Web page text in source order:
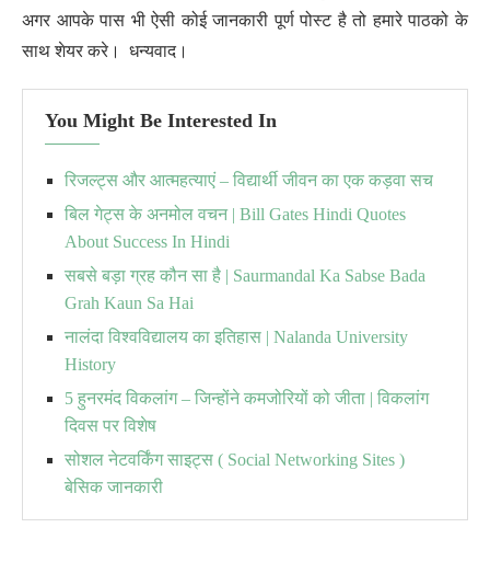
अगर आपके पास भी ऐसी कोई जानकारी पूर्ण पोस्ट है तो हमारे पाठको के
साथ शेयर करे। धन्यवाद।
You Might Be Interested In
रिजल्ट्स और आत्महत्याएं – विद्यार्थी जीवन का एक कड़वा सच
बिल गेट्स के अनमोल वचन | Bill Gates Hindi Quotes
About Success In Hindi
सबसे बड़ा ग्रह कौन सा है | Saurmandal Ka Sabse Bada
Grah Kaun Sa Hai
नालंदा विश्वविद्यालय का इतिहास | Nalanda University
History
5 हुनरमंद विकलांग – जिन्होंने कमजोरियों को जीता | विकलांग
दिवस पर विशेष
सोशल नेटवर्किंग साइट्स ( Social Networking Sites )
बेसिक जानकारी